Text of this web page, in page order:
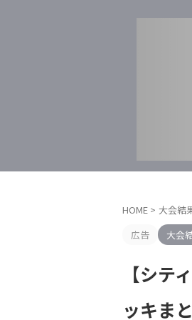
HOME > 大会結
広告
大会
【シ
ッキま